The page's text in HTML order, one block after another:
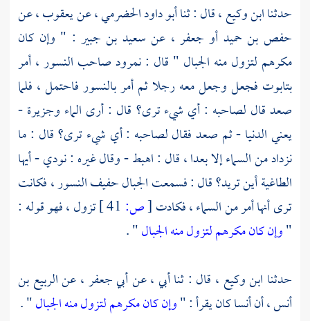
حدثناابن وكيع، قال : ثناأبو داود الحضرمي، عنيعقوب، عن
حفص بن حميد أو جعفر ، عن سعيد بن جبير : " وإن كان
مكرهم لتزول منه الجبال " قال :نمرودصاحب النسور ، أمر
بتابوت فجعل وجعل معه رجلا ثم أمر بالنسور فاحتمل ، فلما
صعد قال لصاحبه : أي شيء ترى؟ قال : أرى الماء وجزيرة -
يعني الدنيا - ثم صعد فقال لصاحبه : أي شيء ترى؟ قال : ما
نزداد من السماء إلا بعدا ، قال : اهبط - وقال غيره : نودي - أيها
الطاغية أين تريد؟ قال : فسمعت الجبال حفيف النسور ، فكانت
ترى أنها أمر من السماء ، فكادت[ص:
تزول ، فهو قوله :
"وإن كان مكرهم لتزول منه الجبال" .
حدثنا ابن وكيع ، قال : ثنا أبي ، عنأبي جعفر، عنالربيع بن
أنس، أنأنساكان يقرأ : "وإن كان مكرهم لتزول منه الجبال" .